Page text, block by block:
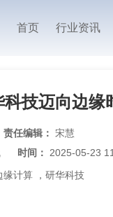
首页 行业资讯
科技迈向边
责任编辑： 宋慧
时间： 2025-05-23
缘计算 ， 研华科技